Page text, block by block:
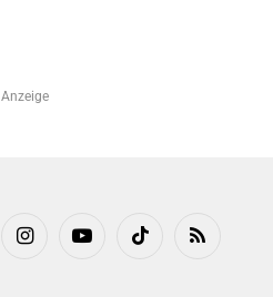
Anzeige
InstagramYouTubeTikTok RSS